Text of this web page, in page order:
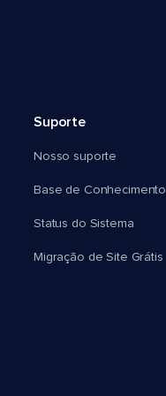
Suporte
Nosso suporte
Base de Conhecimento
Status do Sistema
Migração de Site Grátis